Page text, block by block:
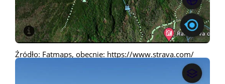
Źródło: Fatmaps, obecnie: https://www.strava.com/